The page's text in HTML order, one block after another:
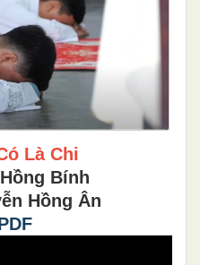
Là Chi
Bính
Hồng Ân